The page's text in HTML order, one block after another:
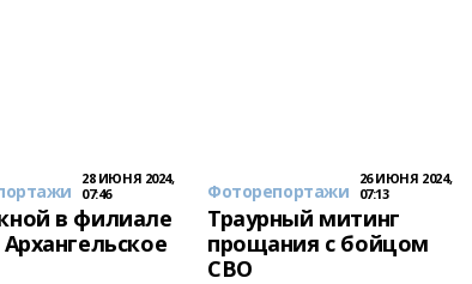
28 ИЮНЯ 2024,
07:46
в филиале
Фоторепортажи
26 ИЮНЯ 2024,
07:13
Траурный митинг
прощания с бойцом
СВО